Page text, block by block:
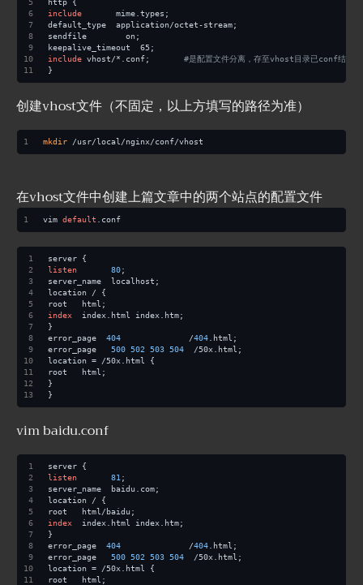
http {
include
       mime.types;
default_type  application/octet-stream;
sendfile        on;
keepalive_timeout  65;
include vhost/*.conf; #是配置文件分离，存至vhost目录已conf结尾的
}
创建vhost文件（不固定，以上方填写的路径为准）
mkdir /usr/local/nginx/conf/vhost
在vhost文件中创建上篇文章中的两个站点的配置文件
vim default .conf
server {
listen
80;
server_name  localhost;
location / {
root   html;
index
  index.html index.htm;
}
error_page 404
              /
404 .html;
error_page 500 502 503 504
  /50x.html;
location = /50x.html {
root   html;
}
}
vim baidu.conf
server {
listen
81 ;
server_name  baidu.com;
location / {
root   html/baidu;
index
  index.html index.htm;
}
error_page 404
              /
404 .html;
error_page 500 502 503 504
  /50x.html;
location = /50x.html {
root   html;